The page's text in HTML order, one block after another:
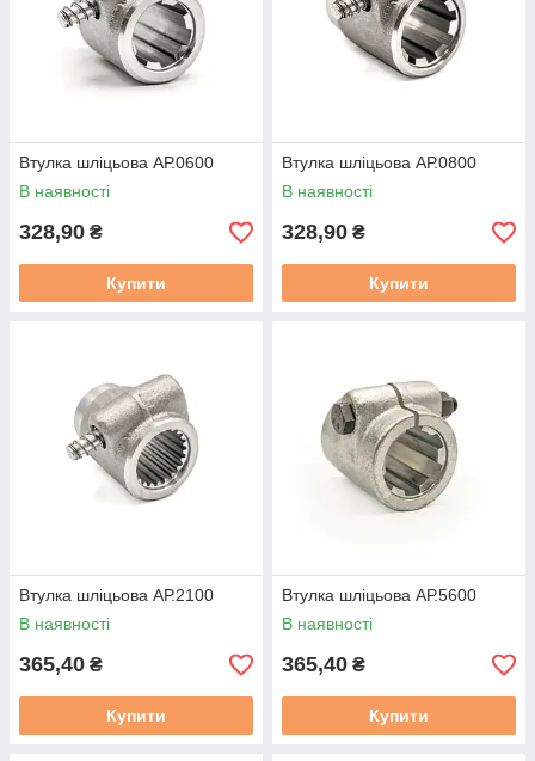
Втулка шліцьова АР.0600
В наявності
328,90 ₴
Купити
Втулка шліцьова АР.0800
В наявності
328,90 ₴
Купити
Втулка шліцьова АР.2100
В наявності
365,40 ₴
Купити
Втулка шліцьова АР.5600
В наявності
365,40 ₴
Купити